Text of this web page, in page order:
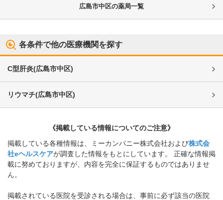
広島市中区の薬局一覧
各条件で他の医療機関を探す
C型肝炎(広島市中区)
リウマチ(広島市中区)
《掲載している情報についてのご注意》
掲載している各種情報は、ミーカンパニー株式会社および株式会
社eヘルスケアが調査した情報をもとにしています。 正確な情報掲
載に努めておりますが、内容を完全に保証するものではありませ
ん。
掲載されている医院を受診される場合は、事前に必ず該当の医院